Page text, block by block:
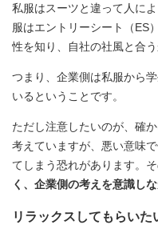
私服はスーツと違って人に
服はエントリーシート（ES
性を知り、自社の社風と合
つまり、企業側は私服から
いるということです。
ただし注意したいのが、確
考えていますが、悪い意味
てしまう恐れがあります。そ
く、企業側の考えを意識し
リラックスしてもらいた